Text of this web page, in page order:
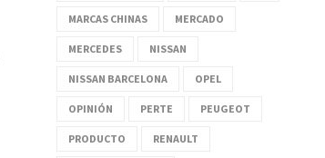
MARCAS CHINAS MERCADO
MERCEDES NISSAN
NISSAN BARCELONA OPEL
OPINIÓN PERTE PEUGEOT
PRODUCTO RENAULT